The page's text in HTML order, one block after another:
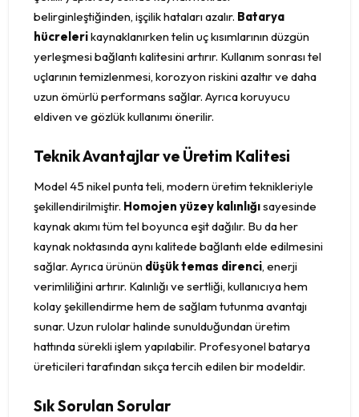
belirginleştiğinden, işçilik hataları azalır. Batarya
hücrelerikaynaklanırken telin uç kısımlarının düzgün
yerleşmesi bağlantı kalitesini artırır. Kullanım sonrası tel
uçlarının temizlenmesi, korozyon riskini azaltır ve daha
uzun ömürlü performans sağlar. Ayrıca koruyucu
eldiven ve gözlük kullanımı önerilir.
Teknik Avantajlar ve Üretim Kalitesi
Model 45 nikel punta teli, modern üretim teknikleriyle
şekillendirilmiştir. Homojen yüzey kalınlığısayesinde
kaynak akımı tüm tel boyunca eşit dağılır. Bu da her
kaynak noktasında aynı kalitede bağlantı elde edilmesini
sağlar. Ayrıca ürünün düşük temas direnci, enerji
verimliliğini artırır. Kalınlığı ve sertliği, kullanıcıya hem
kolay şekillendirme hem de sağlam tutunma avantajı
sunar. Uzun rulolar halinde sunulduğundan üretim
hattında sürekli işlem yapılabilir. Profesyonel batarya
üreticileri tarafından sıkça tercih edilen bir modeldir.
Sık Sorulan Sorular